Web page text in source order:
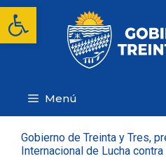
Abrir barra de
Saltar
contenido
Menú
Gobierno de Treinta y Tres,
Internacional de Lucha